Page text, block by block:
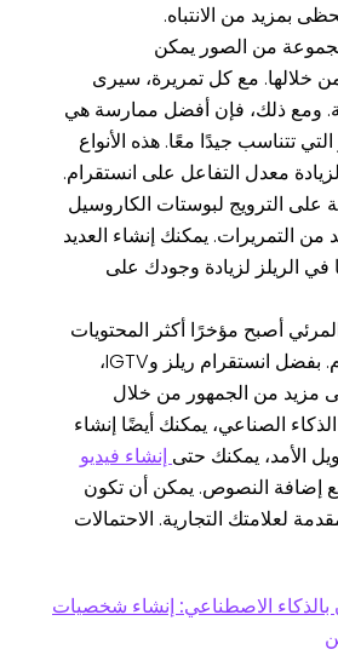
بمزيد من الانتباه.
من الصور يمكن
خلالها. مع كل تمريرة، سيرى
ومع ذلك، فإن أفضل ممارسة هي
تتناسب جيدًا معًا. هذه الأنواع
معدل التفاعل على انستقرام.
على الترويج لبوستات الكاروسيل
التمريرات. يمكنك إنشاء العديد
الريلز لزيادة وجودك على
أصبح مؤخرًا أكثر المحتويات
استهلاكًا على انستقرام. بفضل انستقرام ريلز وIGTV،
مزيد من الجمهور من خلال
الصناعي، يمكنك أيضًا إنشاء
الأمد، يمكنك حتى إنشاء فيديو
إضافة النصوص. يمكن أن تكون
لعلامتك التجارية. الاحتمالات
بالذكاء الاصطناعي: إنشاء شخصيات